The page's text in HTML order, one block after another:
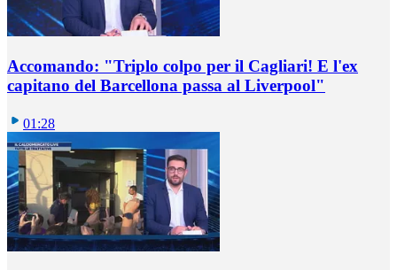
Accomando: "Triplo colpo per il Cagliari! E l'ex
capitano del Barcellona passa al Liverpool"
01:28